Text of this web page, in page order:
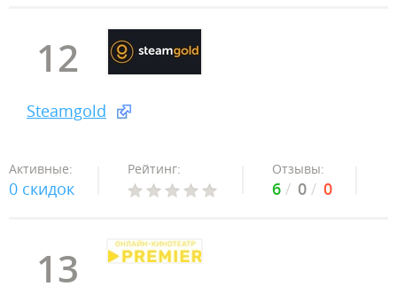
12
Steamgold
Активные:
0 скидок
Рейтинг: Отзывы:
6 0 0
13